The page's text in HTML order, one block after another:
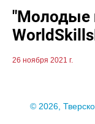
"Молодые
26 ноября 2021 г.
© 2026,